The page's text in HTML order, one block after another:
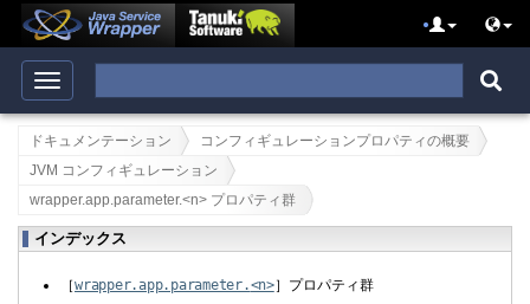
ドキュメンテーション
コンフィギュレーションプロパティの概要
JVM コンフィギュレーション
wrapper.app.parameter.<n> プロパティ群
インデックス
［wrapper.app. parameter.<n>］プロパティ群